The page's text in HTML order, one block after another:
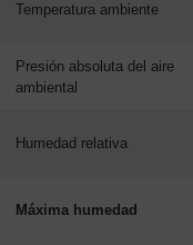
Temperatura ambiente
Presión absoluta del aire
ambiental
Humedad relativa
Máxima humedad